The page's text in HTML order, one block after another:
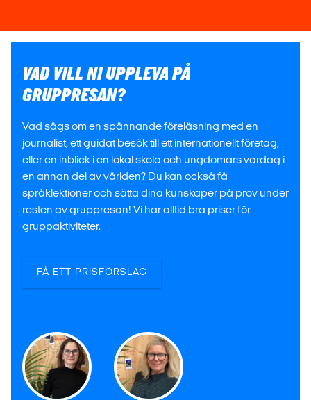
VAD VILL NI UPPLEVA PÅ
GRUPPRESAN?
Vad sägs om en spännande föreläsning med en
journalist, ett guidat besök till ett internationellt företag,
eller en inblick i en lokal skola och ungdomars vardag i
en annan del av världen? Du kan också få
språklektioner och sätta dina kunskaper på prov under
resten av gruppresan! Vi har alltid bra priser för
gruppaktiviteter.
FÅ ETT PRISFÖRSLAG